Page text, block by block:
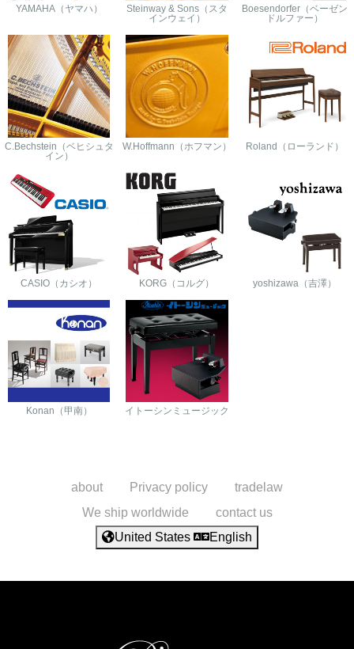
YAMAHA（ヤマハ）
Steinway & Sons（スタ
インウェイ）
Boesendorfer（ベーゼン
ドルファー）
C.Bechstein（ベヒシュタ
イン）
W.Hoffmann（ホフマン） Roland（ローランド）
CASIO（カシオ） KORG（コルグ） yoshizawa（吉澤）
Konan（甲南） イトーシンミュージック
about Privacy policy
tradelaw
We ship worldwide
contact us
United States
English